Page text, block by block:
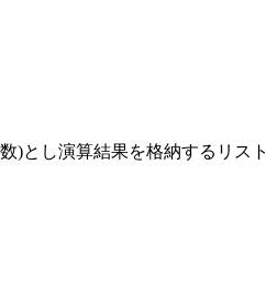
)とし演算結果を格納するリス